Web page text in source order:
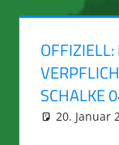
OFFIZIELL:
SCHALKE
20. Januar